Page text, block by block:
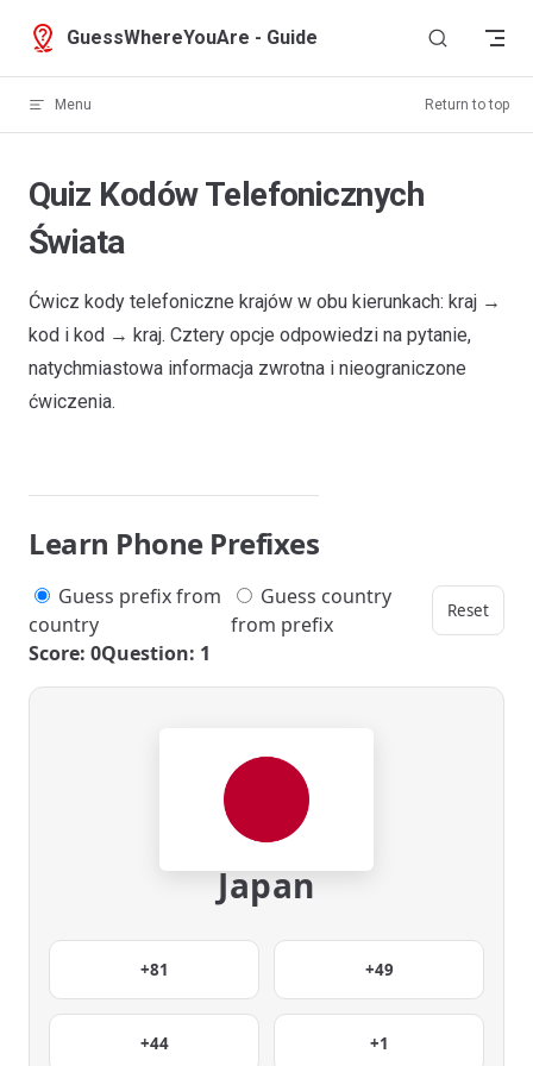
Skip to content
GuessWhereYouAre - Guide
Menu Return to top
Quiz Kodów Telefonicznych
Świata
Ćwicz kody telefoniczne krajów w obu kierunkach: kraj →
kod i kod → kraj. Cztery opcje odpowiedzi na pytanie,
natychmiastowa informacja zwrotna i nieograniczone
ćwiczenia.
Learn Phone Prefixes
Guess prefix from
country
Guess country
from prefix
Reset
Score: 0Question: 1
Japan
+81 +49
+44 +1